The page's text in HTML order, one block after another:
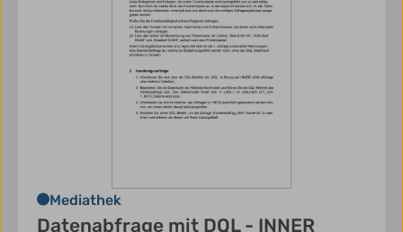
Mediathek
Datenabfrage mit DQL - INNER